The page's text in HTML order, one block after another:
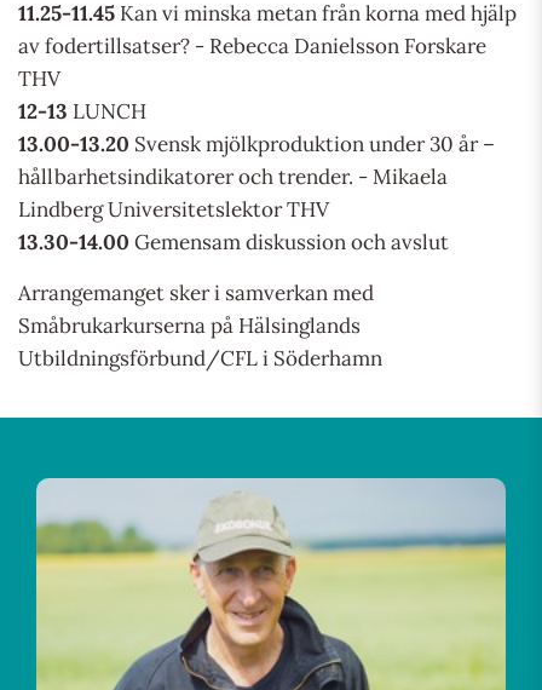
11.25-11.45 Kan vi minska metan från korna med hjälp
av fodertillsatser? - Rebecca Danielsson Forskare
THV
12-13 LUNCH
13.00-13.20 Svensk mjölkproduktion under 30 år –
hållbarhetsindikatorer och trender. - Mikaela
Lindberg Universitetslektor THV
13.30-14.00 Gemensam diskussion och avslut
Arrangemanget sker i samverkan med
Småbrukarkurserna på Hälsinglands
Utbildningsförbund/CFL i Söderhamn